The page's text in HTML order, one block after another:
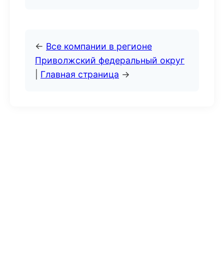
← Все компании в регионе
Приволжский федеральный округ
Главная страница →